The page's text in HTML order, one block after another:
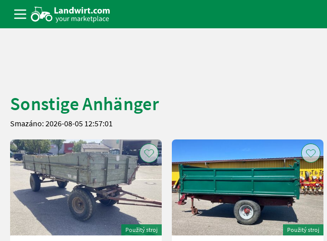
Sonstige Anhänger
Smazáno: 2026-08-05 12:57:01
Použitý stroj Použitý stroj